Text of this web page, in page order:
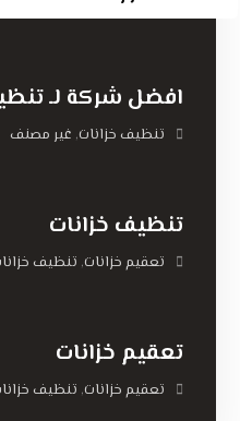
افضل شركة لـ
تنظيف خزانات, غير مصنف
تنظيف خزانات
تعقيم خزانات, تنظيف
تعقيم خزانات
تعقيم خزانات, تنظيف